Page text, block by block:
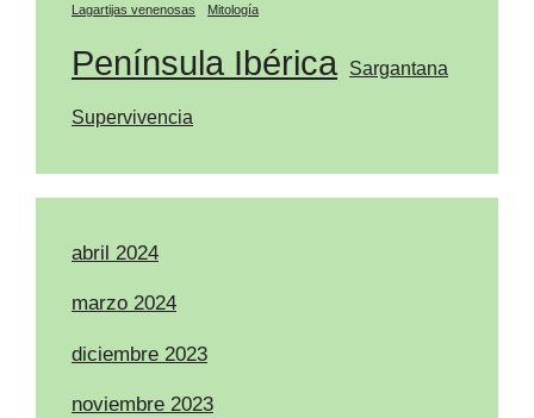
Lagartijas venenosas Mitología
Península Ibérica Sargantana
Supervivencia
abril 2024
marzo 2024
diciembre 2023
noviembre 2023